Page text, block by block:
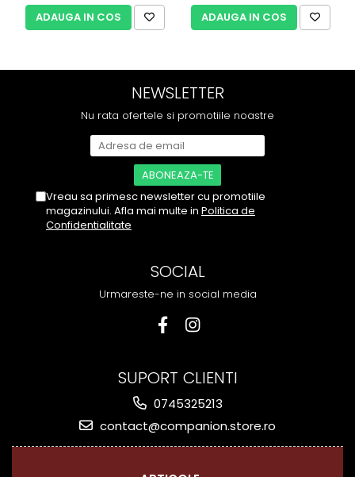
ADAUGA IN COS ADAUGA IN COS
NEWSLETTER
Nu rata ofertele si promotiile noastre
Vreau sa primesc newsletter cu promotiile
magazinului. Afla mai multe in Politica de
Confidentialitate
SOCIAL
Urmareste-ne in social media
SUPORT CLIENTI
0745325213
contact@companion.store.ro